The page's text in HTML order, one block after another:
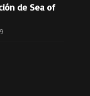
de Sea of